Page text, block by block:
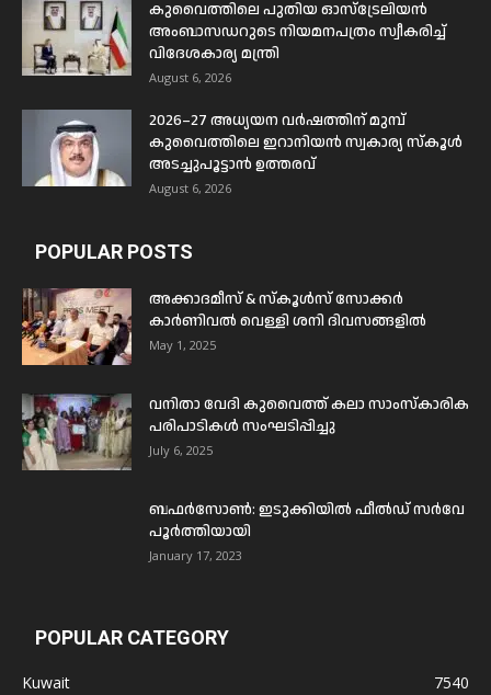
കുവൈത്തിലെ പുതിയ ഓസ്ട്രേലിയൻ
അംബാസഡറുടെ നിയമനപത്രം സ്വീകരിച്ച്
വിദേശകാര്യ മന്ത്രി
August 6, 2026
2026–27 അധ്യയന വർഷത്തിന് മുമ്പ്
കുവൈത്തിലെ ഇറാനിയൻ സ്വകാര്യ സ്കൂൾ
അടച്ചുപൂട്ടാൻ ഉത്തരവ്
August 6, 2026
POPULAR POSTS
അക്കാദമീസ് & സ്കൂൾസ് സോക്കർ
കാർണിവൽ വെള്ളി ശനി ദിവസങ്ങളിൽ
May 1, 2025
വനിതാ വേദി കുവൈത്ത് കലാ സാംസ്കാരിക
പരിപാടികൾ സംഘടിപ്പിച്ചു
July 6, 2025
ബഫര്‍സോണ്‍: ഇടുക്കിയില്‍ ഫീല്‍ഡ് സര്‍വേ
പൂര്‍ത്തിയായി
January 17, 2023
POPULAR CATEGORY
Kuwait
7540